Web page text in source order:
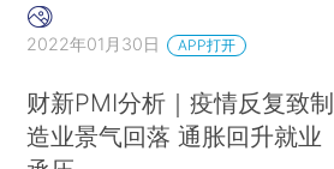
2022年01月30日 APP打开
财新PMI分析｜疫情反复致制
造业景气回落 通胀回升就业